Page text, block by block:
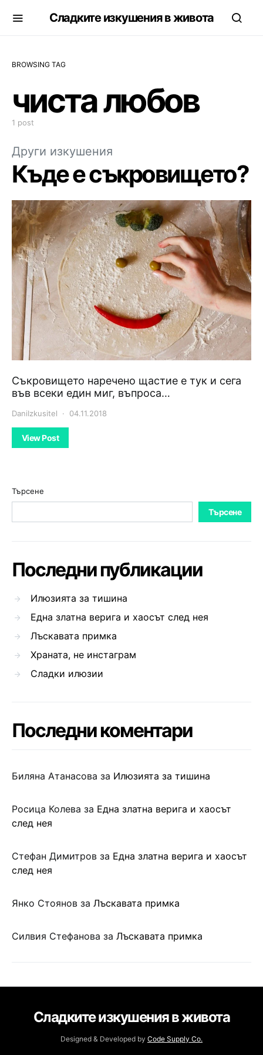
Сладките изкушения в живота
BROWSING TAG
чиста любов
1 post
Други изкушения
Къде е съкровището?
Съкровището наречено щастие е тук и сега
във всеки един миг, въпроса…
DaniIzkusitel 04.11.2018
View Post
Търсене
Търсене
Последни публикации
Илюзията за тишина
Една златна верига и хаосът след нея
Лъскавата примка
Храната, не инстаграм
Сладки илюзии
Последни коментари
Биляна Атанасова за Илюзията за тишина
Росица Колева за Една златна верига и хаосът
след нея
Стефан Димитров за Една златна верига и хаосът
след нея
Янко Стоянов за Лъскавата примка
Силвия Стефанова за Лъскавата примка
Сладките изкушения в живота
Designed & Developed by Code Supply Co.